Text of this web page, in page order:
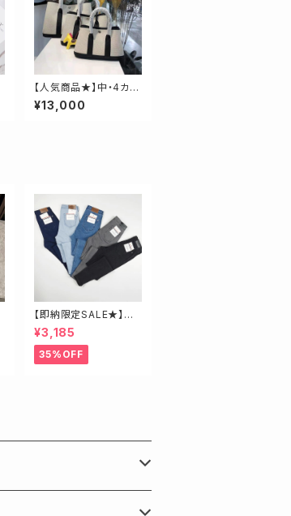
【人気商品★】中・4カラ
ー牛革ドッキングトート
【サイズ中】
¥13,000
【即納限定SALE★】超
ストレッチ！ハイウエスト
スキニーデニム 細身
さんにオススメ♡
¥3,185
35%OFF